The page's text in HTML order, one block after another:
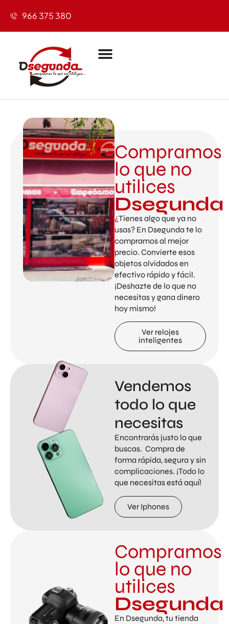
966 375 380
Compramos
lo que no
utilices
Dsegunda
¿Tienes algo que ya no
usas? En Dsegunda te lo
compramos al mejor
precio. Convierte esos
objetos olvidados en
efectivo rápido y fácil.
¡Deshazte de lo que no
necesitas y gana dinero
hoy mismo!
Ver relojes
inteligentes
Vendemos
todo lo que
necesitas
Encontrarás justo lo que
buscas. Compra de
forma rápida, segura y sin
complicaciones. ¡Todo lo
que necesitas está aquí!
Ver Iphones
Compramos
lo que no
utilices
Dsegunda
En Dsegunda, tu tienda